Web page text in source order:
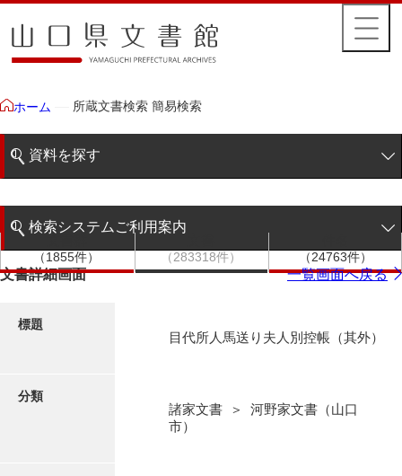
ホーム 所蔵文書検索 簡易検索
資料を探す
階層検索
写真・絵はがき
検索システムご利用案内
検索システムの利用について
（1855件）
（283318件）
（24763件）
文書詳細画面 一覧画面へ戻る
標題
目代所人馬送り夫人別控帳（其外）
分類
諸家文書 ＞ 河野家文書（山口
市）